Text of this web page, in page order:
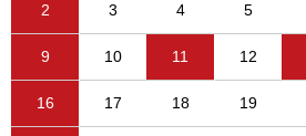
2 3 4 5
9 10 11 12
16 17 18 19